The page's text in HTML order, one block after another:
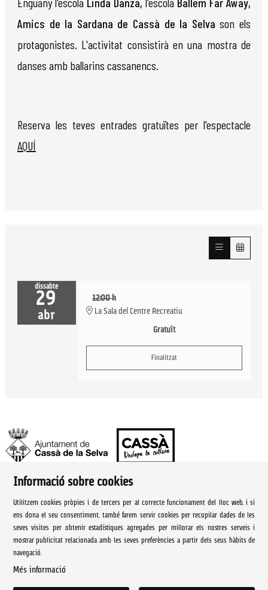
Amics de la Sardana de Cassà de la Selvason els
protagonistes. L'activitat consistirà en una mostra de
danses amb ballarins cassanencs.
Reserva les teves entrades gratuïtes per l'espectacle
AQUÍ
dissabte
29
abr
12:00 h
La Sala del Centre Recreatiu
Gratuït
Finalitzat
Rambla Onze de Setembre, 107
Cassà de la Selva Tel. 972 460 005
culturacassa@cassa.cat
Informació sobre cookies
Utilitzem cookies pròpies i de tercers per al correcte funcionament del lloc web, i si
ens dona el seu consentiment, també farem servir cookies per recopilar dades de les
seves visites per obtenir estadístiques agregades per millorar els nostres serveis i
mostrar publicitat relacionada amb les seves preferències a partir dels seus hàbits de
navegació.
Més informació